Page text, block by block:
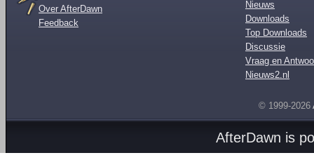
Over AfterDawn
Feedback
Nieuws
Downloads
Top Downloads
Discussie
Vraag en
Nieuws2.nl
© 1999-2026
AfterDawn is